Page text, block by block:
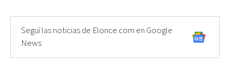
Seguí las noticias de Elonce.com en Google
News